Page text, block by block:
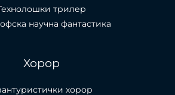
трилер
научна фантастика
Хорор
хорор